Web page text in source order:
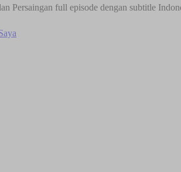
Persaingan full episode dengan subtitle